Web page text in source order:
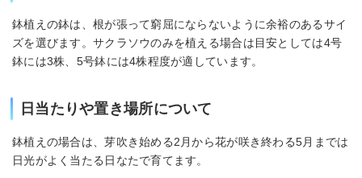
鉢植えの鉢は、根が張って窮屈にならないように余裕のあるサイ
ズを選びます。サクラソウのみを植える場合は目安としては4号
鉢には3株、5号鉢には4株程度が適しています。
日当たりや置き場所について
鉢植えの場合は、芽吹き始める2月から花が咲き終わる5月までは
日光がよく当たる日なたで育てます。